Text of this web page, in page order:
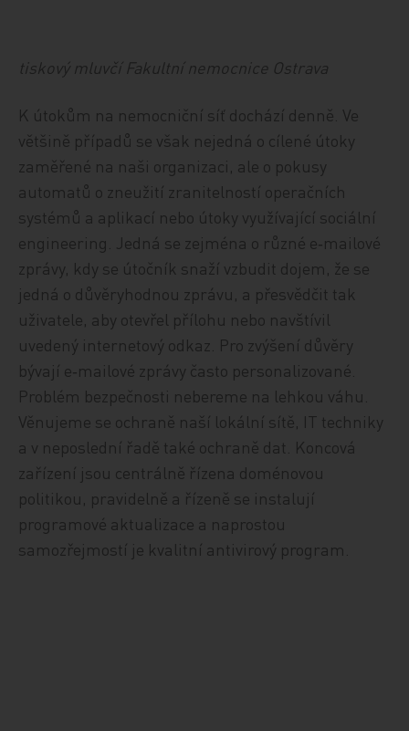
tiskový mluvčí Fakultní nemocnice Ostrava
K útokům na nemocniční síť dochází denně. Ve
většině případů se však nejedná o cílené útoky
zaměřené na naši organizaci, ale o pokusy
automatů o zneužití zranitelností operačních
systémů a aplikací nebo útoky využívající sociální
engineering. Jedná se zejména o různé e‑mailové
zprávy, kdy se útočník snaží vzbudit dojem, že se
jedná o důvěryhodnou zprávu, a přesvědčit tak
uživatele, aby otevřel přílohu nebo navštívil
uvedený internetový odkaz. Pro zvýšení důvěry
bývají e‑mailové zprávy často personalizované.
Problém bezpečnosti nebereme na lehkou váhu.
Věnujeme se ochraně naší lokální sítě, IT techniky
a v neposlední řadě také ochraně dat. Koncová
zařízení jsou centrálně řízena doménovou
politikou, pravidelně a řízeně se instalují
programové aktualizace a naprostou
samozřejmostí je kvalitní antivirový program.